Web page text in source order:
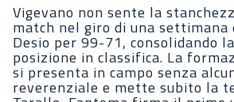
Vigevano non sente la
match nel giro di una settimana
Desio per 99-71, consolidando
posizione in classifica. La
si presenta in campo senza
reverenziale e mette subito la